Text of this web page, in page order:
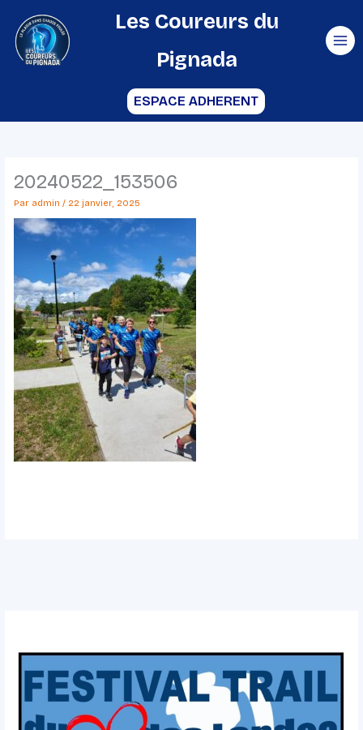
contenu
Les Coureurs du
Pignada
ESPACE ADHERENT
20240522_153506
Par admin / 22 janvier, 2025